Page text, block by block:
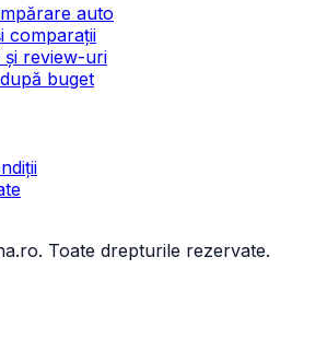
auto
comparații
și review-uri
buget
Toate drepturile rezervate.